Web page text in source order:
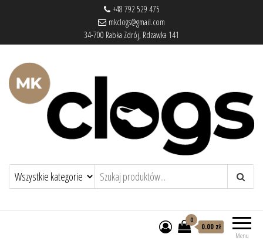
+48 792 529 475
mkclogs@gmail.com
34-700 Rabka Zdrój, Rdzawka 141
mkclogs – sklep obuwniczysklep obuwniczy – drewniaki, buty
medyczne, pantofle, klapki
Menu
0
0.00 zł